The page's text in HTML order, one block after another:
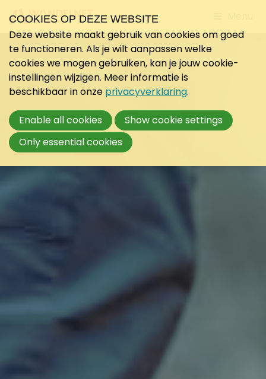
to
COOKIES OP DEZE WEBSITE
Deze website maakt gebruik van cookies om goed
te functioneren. Als je wilt aanpassen welke
cookies we mogen gebruiken, kan je jouw cookie-
instellingen wijzigen. Meer informatie is
beschikbaar in onze privacyverklaring.
Enable all cookies
Show cookie settings
Only essential cookies